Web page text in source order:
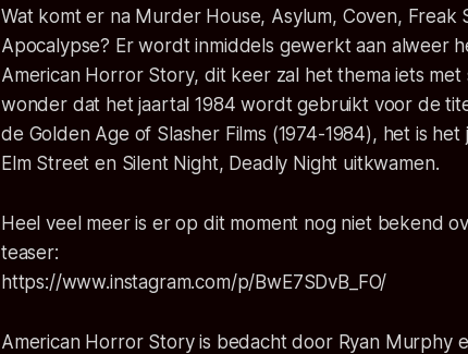
Wat komt er na Murder House, Asylum, Coven, Freak
Apocalypse? Er wordt inmiddels gewerkt aan alweer
American Horror Story, dit keer zal het thema iets
wonder dat het jaartal 1984 wordt gebruikt voor de
de Golden Age of Slasher Films (1974-1984), het is het
Elm Street en Silent Night, Deadly Night uitkwamen.
Heel veel meer is er op dit moment nog niet bekend
teaser:
https://www.instagram.com/p/BwE7SDvB_FO/
American Horror Storyis bedacht door Ryan Murphy